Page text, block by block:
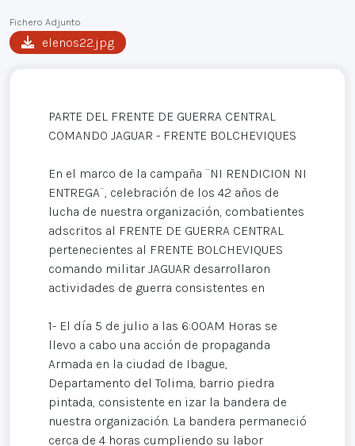
Fichero Adjunto
elenos22.jpg
PARTE DEL FRENTE DE GUERRA CENTRAL
COMANDO JAGUAR - FRENTE BOLCHEVIQUES
En el marco de la campaña ¨NI RENDICION NI
ENTREGA¨, celebración de los 42 años de
lucha de nuestra organización, combatientes
adscritos al FRENTE DE GUERRA CENTRAL
pertenecientes al FRENTE BOLCHEVIQUES
comando militar JAGUAR desarrollaron
actividades de guerra consistentes en
1- El día 5 de julio a las 6:00AM Horas se
llevo a cabo una acción de propaganda
Armada en la ciudad de Ibague,
Departamento del Tolima, barrio piedra
pintada, consistente en izar la bandera de
nuestra organización. La bandera permaneció
cerca de 4 horas cumpliendo su labor